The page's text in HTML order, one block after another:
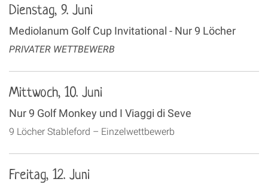
Dienstag, 9. Juni
Mediolanum Golf Cup Invitational - Nur 9 Löcher
PRIVATER WETTBEWERB
Mittwoch, 10. Juni
Nur 9 Golf Monkey und I Viaggi di Seve
9 Löcher Stableford – Einzelwettbewerb
Freitag, 12. Juni